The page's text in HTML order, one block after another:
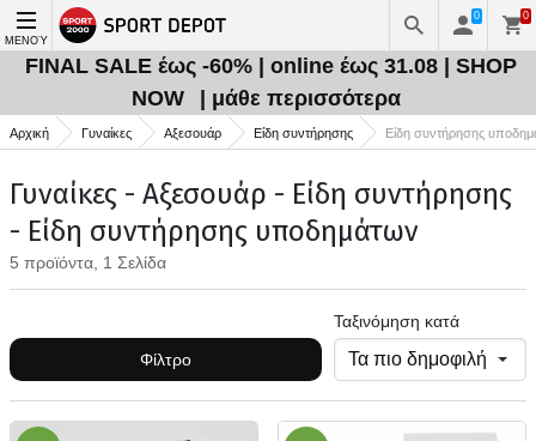
ΜΕΝΟΎ
0 0
FINAL SALE έως -60% | online έως 31.08 | SHOP
NOW
| μάθε περισσότερα
Αρχική Γυναίκες Αξεσουάρ Είδη συντήρησης Είδη συντήρησης
Γυναίκες - Αξεσουάρ - Είδη συντήρησης
- Είδη συντήρησης υποδημάτων
5 προϊόντα, 1 Σελίδα
Φίλτρο
Ταξινόμηση κατά